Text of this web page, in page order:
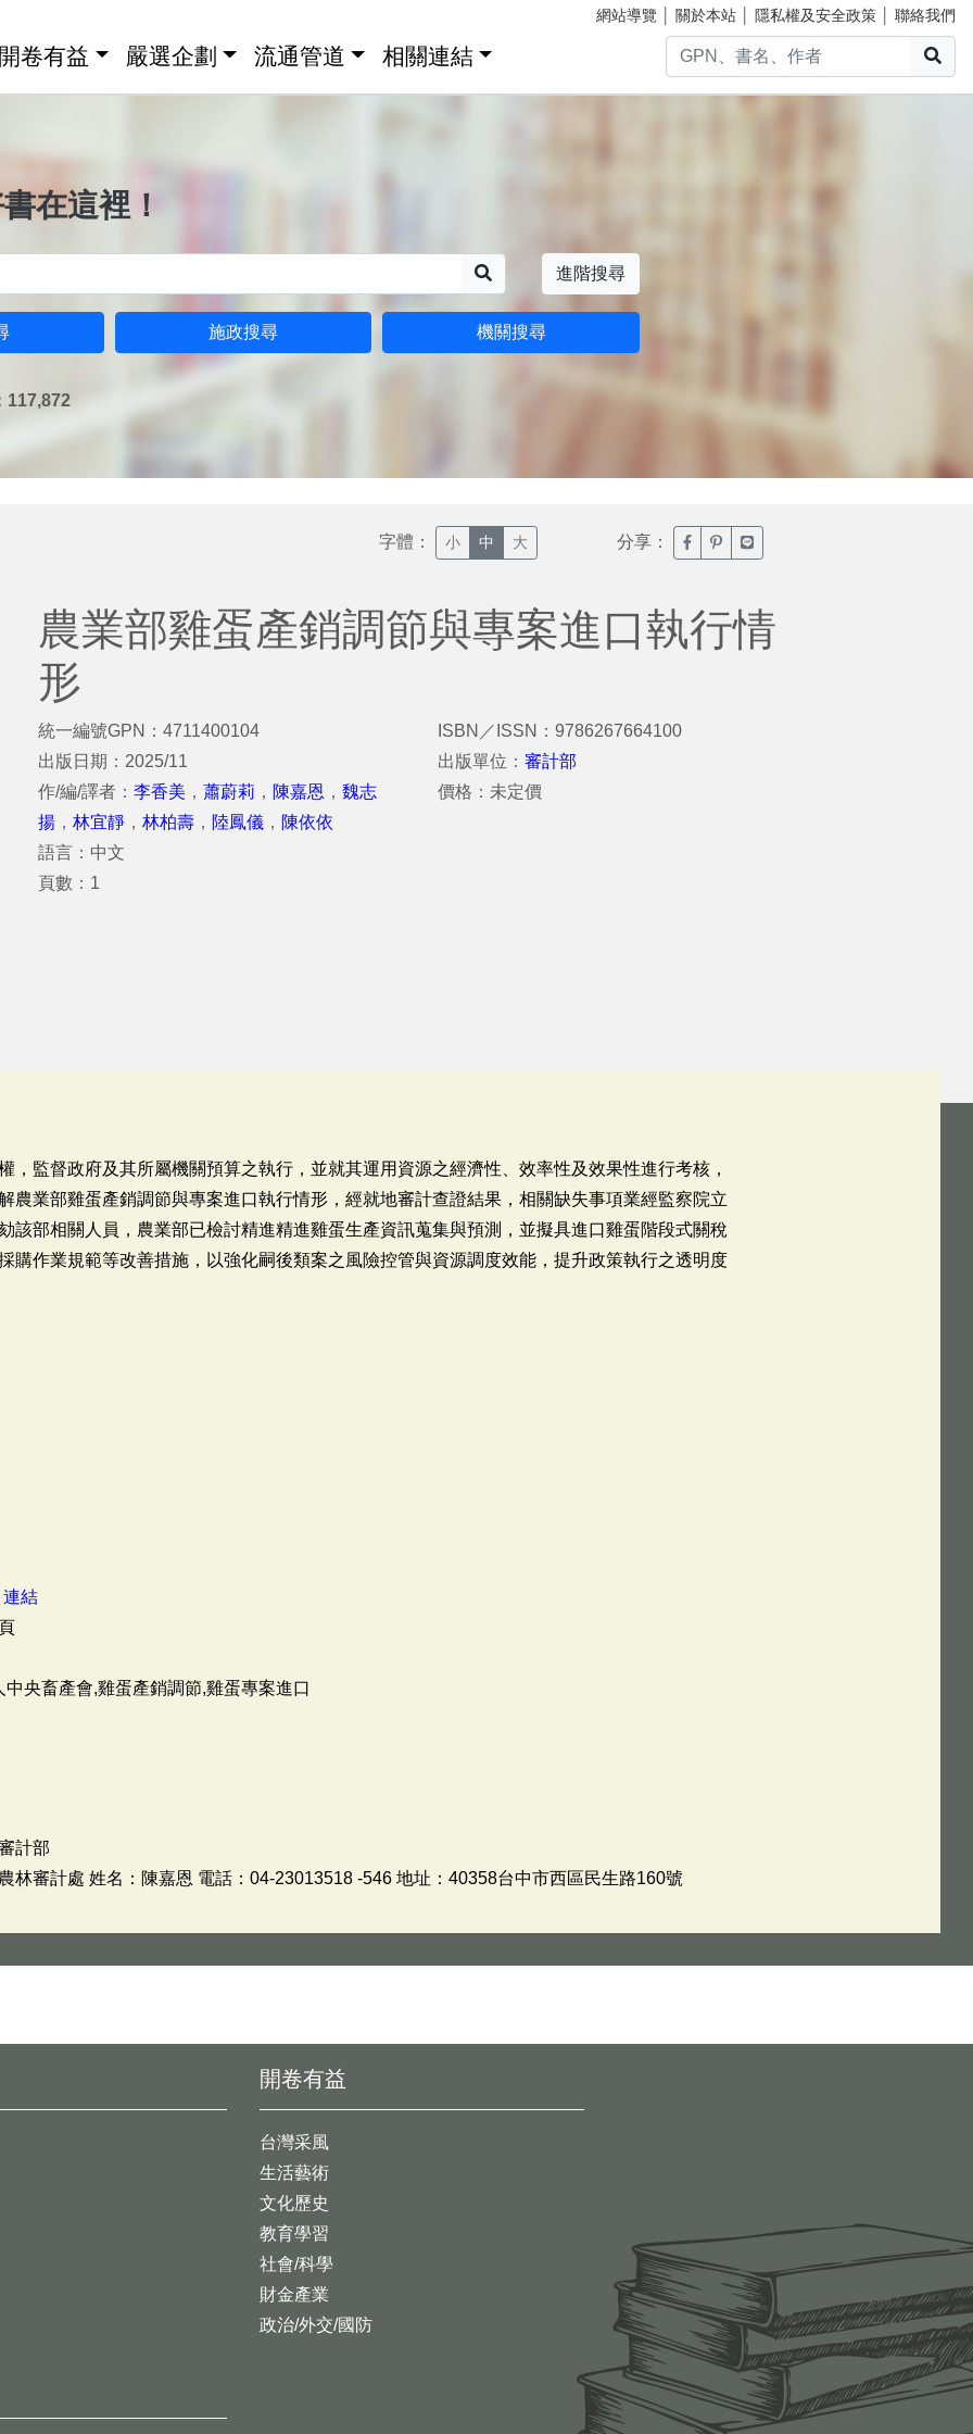
網站導覽 關於本站 隱私權及安全政策 聯絡我們
卷有益 嚴選企劃 流通管道 相關連結
在這裡！
進階搜尋
施政搜尋 機關搜尋
117,872
字體： 小 中 大 分享： 臉書分享(另開新視窗)
噗浪分享(另開新視窗)
Line分享(另開新視窗)
農業部雞蛋產銷調節與專案進口執行情
形
統一編號GPN：4711400104
出版日期：2025/11
作/編/譯者： 李香美 ， 蕭蔚莉 ， 陳嘉恩 ， 魏志
揚 ， 林宜靜 ， 林柏壽 ， 陸鳳儀 ， 陳依依
語言：中文
頁數：1
ISBN／ISSN：9786267664100
出版單位：審計部
價格：未定價
，監督政府及其所屬機關預算之執行，並就其運用資源之經濟性、效率性及效果性進行考核，
農業部雞蛋產銷調節與專案進口執行情形，經就地審計查證結果，相關缺失事項業經監察院立
該部相關人員，農業部已檢討精進精進雞蛋生產資訊蒐集與預測，並擬具進口雞蛋階段式關稅
購作業規範等改善措施，以強化嗣後類案之風險控管與資源調度效能，提升政策執行之透明度
連結
央畜產會,雞蛋產銷調節,雞蛋專案進口
計部
林審計處 姓名：陳嘉恩 電話：04-23013518 -546 地址：40358台中市西區民生路160號
開卷有益
台灣采風
生活藝術
文化歷史
教育學習
社會/科學
財金產業
政治/外交/國防